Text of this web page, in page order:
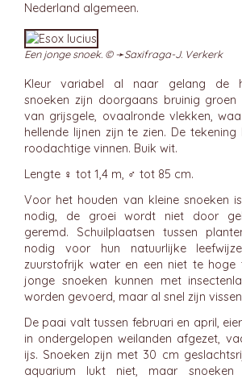
Nederland algemeen.
Een jonge snoek. © ➛Saxifraga-J. Verkerk
Kleur variabel al naar gelang de
snoeken zijn doorgaans bruinig
van grijsgele, ovaalronde vlekken,
hellende lijnen zijn te zien. De
roodachtige vinnen. Buik wit.
Lengte ♀ tot 1,4 m, ♂ tot 85 cm.
Voor het houden van kleine snoeken
nodig, de groei wordt niet door
geremd. Schuilplaatsen tussen
nodig voor hun natuurlijke
zuurstofrijk water en een niet te hoge
jonge snoeken kunnen met
worden gevoerd, maar al snel zijn
De paai valt tussen februari en april,
in ondergelopen weilanden afgezet,
ijs. Snoeken zijn met 30 cm
aquarium lukt niet, maar